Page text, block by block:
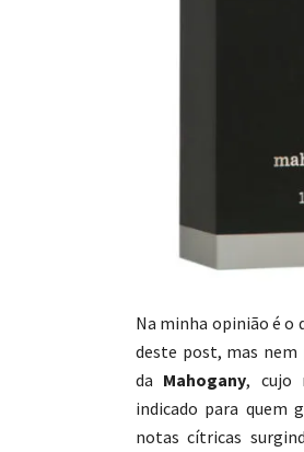
Na minha opinião é o
deste post, mas nem
da Mahogany, cujo
indicado para quem
notas cítricas